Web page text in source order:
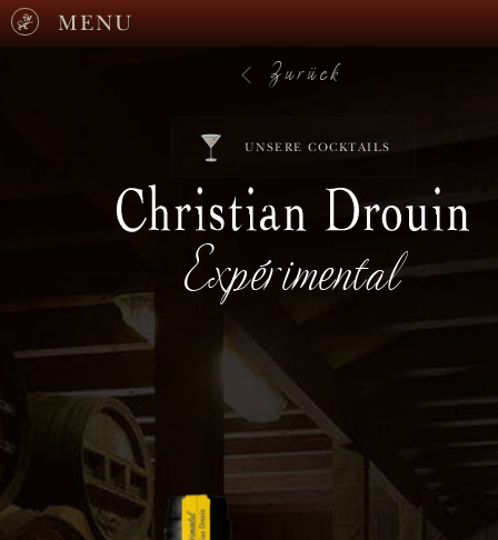
MENU
Zurück
UNSERE COCKTAILS
Expérimental